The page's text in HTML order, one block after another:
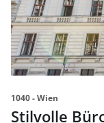
1040 - Wien
Stilvolle